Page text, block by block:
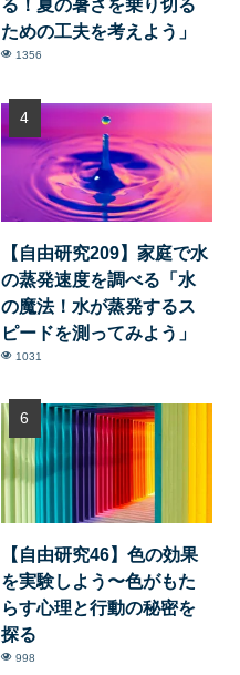
る！夏の暑さを乗り切る
ための工夫を考えよう」
1356
【自由研究209】家庭で水
の蒸発速度を調べる「水
の魔法！水が蒸発するス
ピードを測ってみよう」
1031
【自由研究46】色の効果
を実験しよう〜色がもた
らす心理と行動の秘密を
探る
998